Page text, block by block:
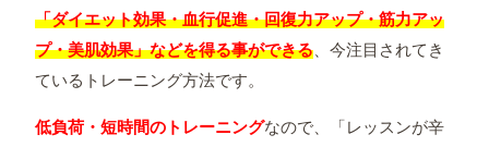
「ダイエット効果・血行促進・回復力アップ・筋力アッ
プ・美肌効果」などを得る事ができる、今注目されてき
ているトレーニング方法です。
低負荷・短時間のトレーニングなので、「レッスンが辛